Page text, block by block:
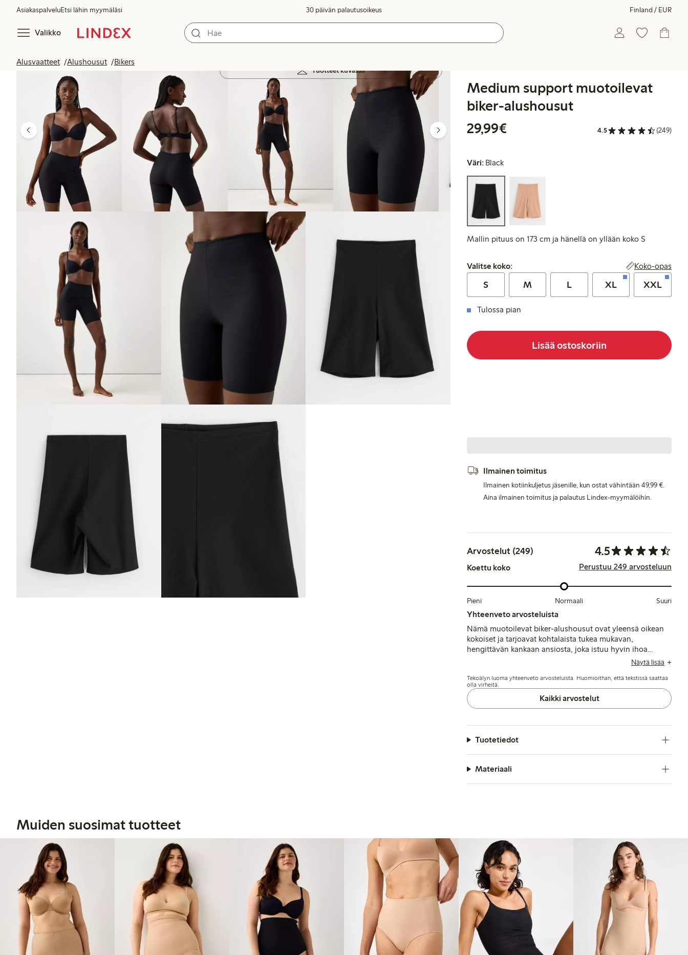
AsiakaspalveluEtsi lähin myymäläsi 30 päivän palautusoikeus Finland / EUR
Valikko
Alusvaatteet Alushousut Bikers
Tuotteet kuvassa
Medium support muotoilevat
biker-alushousut
29,99€
4.5 (249)
Väri: Black
Mallin pituus on 173 cm ja hänellä on yllään koko S
Valitse koko:
Valitse koko: Koko-opas
S M L XL XXL
Tulossa pian
Lisää ostoskoriin
Ilmainen toimitus
Ilmainen kotiinkuljetus jäsenille, kun ostat vähintään 49,99 €.
Aina ilmainen toimitus ja palautus Lindex-myymälöihin.
Arvostelut (249) 4.5
Koettu koko Perustuu 249 arvosteluun
Pieni Normaali Suuri
Yhteenveto arvosteluista
Nämä muotoilevat biker-alushousut ovat yleensä oikean
kokoiset ja tarjoavat kohtalaista tukea mukavan,
hengittävän kankaan ansiosta, joka istuu hyvin ihoa
lahkeiden saumat voivat tuntua tiukoilta tai näkyä
vaatteiden alla, mikä vaikuttaa kokonaismukavuuteen ja
näkymättömyyteen.
Näytä lisää
Tekoälyn luoma yhteenveto arvosteluista. Huomioithan, että tekstissä saattaa
olla virheitä.
Kaikki arvostelut
Tuotetiedot
Materiaali
Muiden suosimat tuotteet